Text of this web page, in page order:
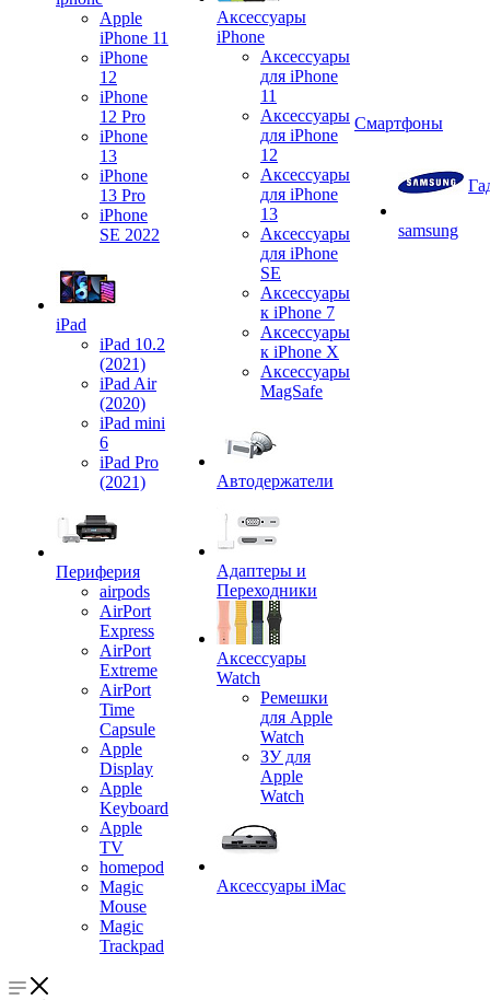
Apple
iPhone 11
iPhone
12
iPhone
12 Pro
iPhone
13
iPhone
13 Pro
iPhone
SE 2022
iPad
iPad 10.2
(2021)
iPad Air
(2020)
iPad mini
6
iPad Pro
(2021)
Периферия
airpods
AirPort
Express
AirPort
Extreme
AirPort
Time
Capsule
Apple
Display
Apple
Keyboard
Apple
TV
homepod
Magic
Mouse
Magic
Trackpad
Аксессуары
iPhone
Аксессуары
для iPhone
11
Аксессуары
для iPhone
12
Аксессуары
для iPhone
13
Аксессуары
для iPhone
SE
Аксессуары
к iPhone 7
Аксессуары
к iPhone X
Аксессуары
MagSafe
Автодержатели
Адаптеры и
Переходники
Аксессуары
Watch
Ремешки
для Apple
Watch
ЗУ для
Apple
Watch
Аксессуары iMac
Смартфоны
samsung